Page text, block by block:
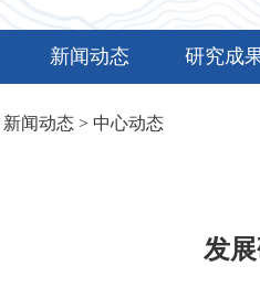
新闻动态 研究成
新闻动态> 中心动态
发